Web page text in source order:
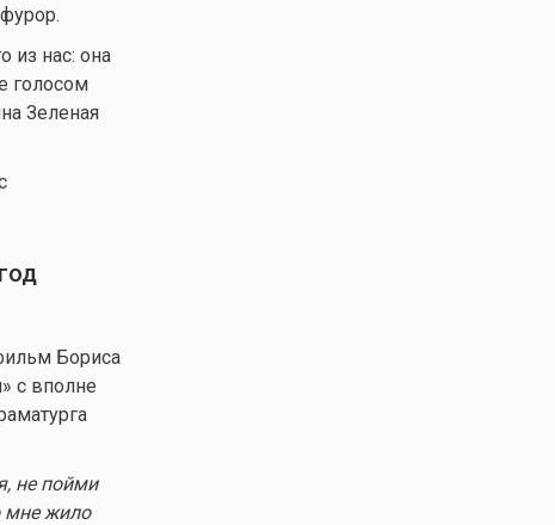
из нас: она
голосом
Зеленая
Бориса
с вполне
не пойми
мне жило